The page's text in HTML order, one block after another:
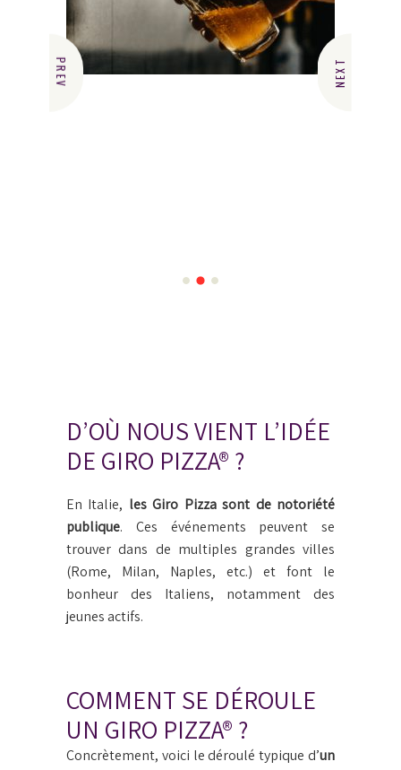
PREV NEXT
D’OÙ NOUS VIENT L’IDÉE
DE GIRO PIZZA® ?
En Italie, les Giro Pizza sont de notoriété
publique. Ces événements peuvent se
trouver dans de multiples grandes villes
(Rome, Milan, Naples, etc.) et font le
bonheur des Italiens, notamment des
jeunes actifs.
COMMENT SE DÉROULE
UN GIRO PIZZA® ?
Concrètement, voici le déroulé typique d’un